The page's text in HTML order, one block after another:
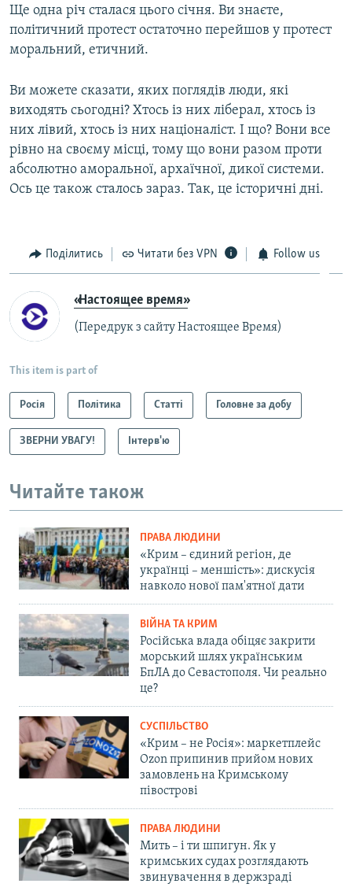
720p 1080p
720p
Ще одна річ сталася цього січня. Ви знаєте,
політичний протест остаточно перейшов у протест
моральний, етичний.
Ви можете сказати, яких поглядів люди, які
виходять сьогодні? Хтось із них ліберал, хтось із
них лівий, хтось із них націоналіст. І що? Вони все
рівно на своєму місці, тому що вони разом проти
абсолютно аморальної, архаїчної, дикої системи.
Ось це також сталось зараз. Так, це історичні дні.
Поділитись Читати без VPN Follow us
«Настоящее время»
(Передрук з сайту Настоящее Время)
This item is part of
Росія Політика Статті Головне за добу
ЗВЕРНИ УВАГУ! Інтерв'ю
Читайте також
ПРАВА ЛЮДИНИ
«Крим – єдиний регіон, де
українці – меншість»: дискусія
навколо нової пам'ятної дати
ВІЙНА ТА КРИМ
Російська влада обіцяє закрити
морський шлях українським
БпЛА до Севастополя. Чи реально
це?
СУСПІЛЬСТВО
«Крим – не Росія»: маркетплейс
Ozon припинив прийом нових
замовлень на Кримському
півострові
ПРАВА ЛЮДИНИ
Мить – і ти шпигун. Як у
кримських судах розглядають
звинувачення в держзраді